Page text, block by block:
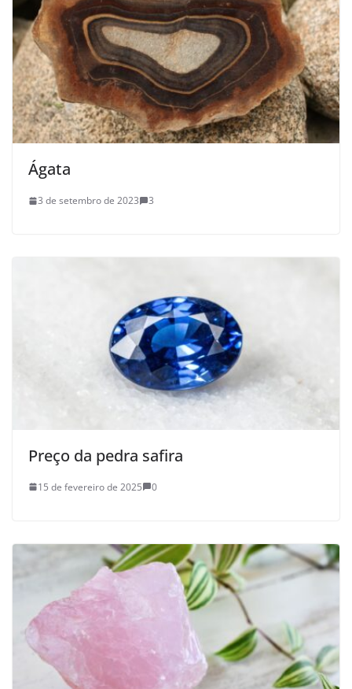
Ágata
3 de setembro de 2023 3
Preço da pedra safira
15 de fevereiro de 2025 0